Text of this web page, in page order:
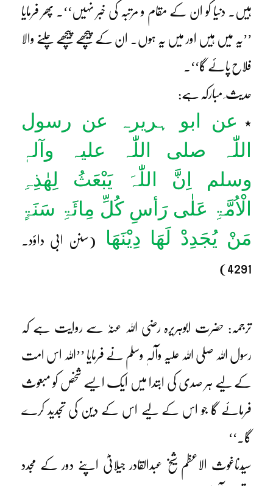
ہیں۔ دنیا کو ان کے مقام و مرتبہ کی خبر نہیں‘‘۔ پھر فرمایا
’’یہ میں ہیں اور میں یہ ہوں۔ ان کے پیچھے پیچھے چلنے والا
فلاح پائے گا‘‘۔
حدیث ِ مبارکہ ہے:
٭
عن ابو ہریرہ عن رسول
اللّٰہ صلی اللّٰہ علیہ وآلہٖ
وسلم اِنَّ اللّٰہَ یَبْعَثُ لِھٰذِہِ
الْاُمَّۃِ عَلٰی رَأسِ کُلِّ مِائَۃِ سَنَۃٍ
مَنْ یُجَدِدْ لَھَا دِیْنَھَا
(سنن ابی داؤد۔
4291)
ترجمہ: حضرت ابوہریرہ رضی اللہ عنہٗ سے روایت ہے کہ
رسول اللہ صلی اللہ علیہ وآلہٖ وسلم نے فرمایا ’’اللہ اس امت
کے لیے ہر صدی کی ابتدا میں ایک ایسے شخص کو مبعوث
فرمائے گا جو اس کے لیے اس کے دین کی تجدید کرے
گا۔‘‘
سیّدناغوث الاعظم شیخ عبدالقادر جیلانیؓ اپنے دور کے مجدد